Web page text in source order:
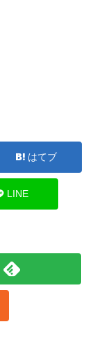
はてブ
LINE